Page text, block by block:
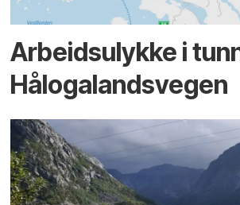
Arbeidsulykke i
Hålogalandsvegen